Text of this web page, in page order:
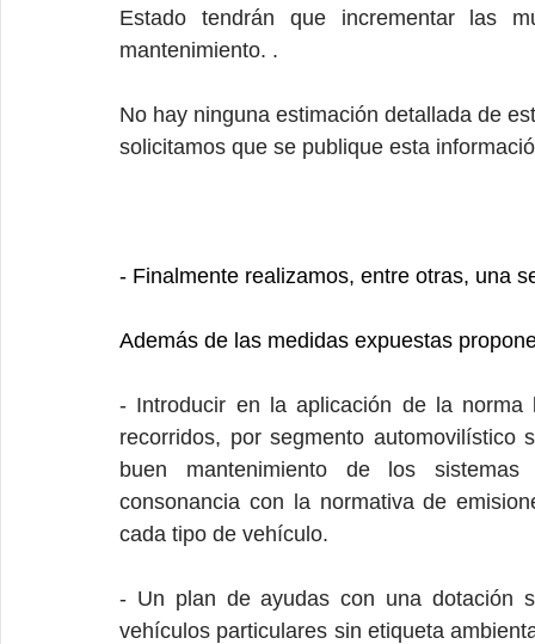
Estado tendrán que incrementar las
mantenimiento. .
No hay ninguna estimación detallada de
solicitamos que se publique esta
- Finalmente realizamos, entre otras, una
Además de las medidas expuestas
- Introducir en la aplicación de la norma
recorridos, por segmento
buen mantenimiento de los
consonancia con la normativa de
cada tipo de vehículo.
- Un plan de ayudas con una dotación
vehículos particulares sin etiqueta